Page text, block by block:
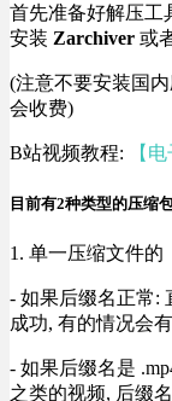
首先准备好解压工
安装 Zarchiver 或
(注意不要安装国
会收费)
B站视频教程: 【
目前有2种类型的压缩
1. 单一压缩文件
- 如果后缀名正常:
成功, 有的情况会
- 如果后缀名是
之类的视频, 后缀